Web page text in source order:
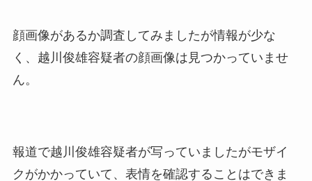
顔画像があるか調査してみましたが情報が少な
く、越川俊雄容疑者の顔画像は見つかっていませ
ん。
報道で越川俊雄容疑者が写っていましたがモザイ
クがかかっていて、表情を確認することはできま